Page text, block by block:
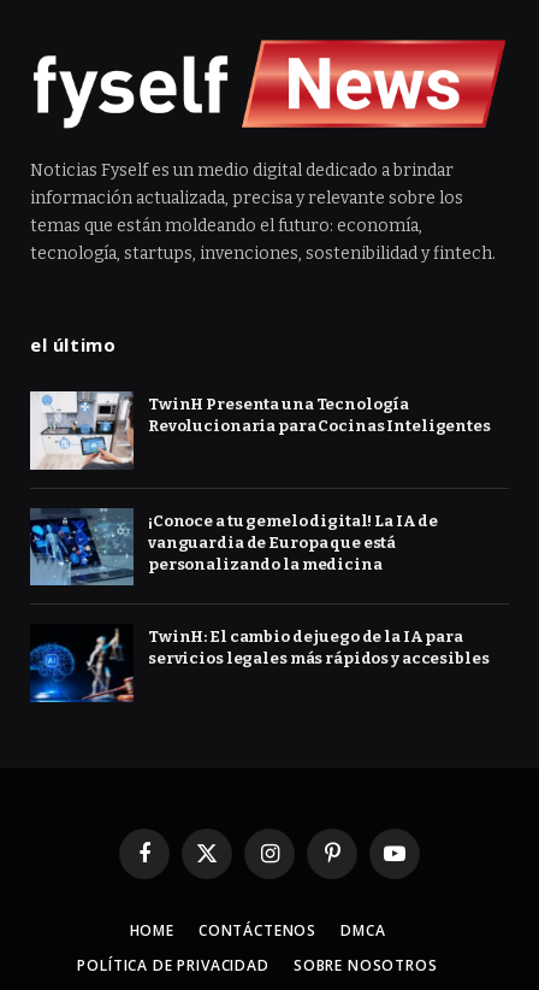
Noticias Fyself es un medio digital dedicado a brindar
información actualizada, precisa y relevante sobre los
temas que están moldeando el futuro: economía,
tecnología, startups, invenciones, sostenibilidad y fintech.
el último
TwinH Presenta una Tecnología
Revolucionaria para Cocinas Inteligentes
¡Conoce a tu gemelo digital! La IA de
vanguardia de Europa que está
personalizando la medicina
TwinH: El cambio de juego de la IA para
servicios legales más rápidos y accesibles
Facebook
X
InstagramPinterestYouTube
HOME CONTÁCTENOS
DMCA
POLÍTICA DE PRIVACIDAD
SOBRE NOSOTROS